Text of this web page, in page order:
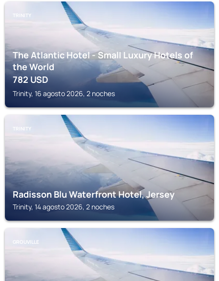
TRINITY
The Atlantic Hotel - Small Luxury Hotels of
the World
782USD
Trinity, 16 agosto 2026, 2 noches
TRINITY
Radisson Blu Waterfront Hotel, Jersey
Trinity, 14 agosto 2026, 2 noches
GROUVILLE